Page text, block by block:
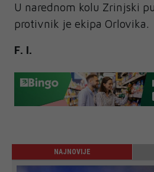
U narednom kolu Zrinjski
protivnik je ekipa Orlovika.
F. I.
NAJNOVIJE